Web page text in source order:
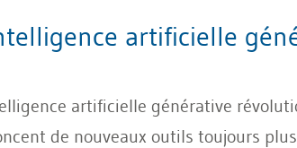
artificielle
artificielle générative
de nouveaux outils toujours